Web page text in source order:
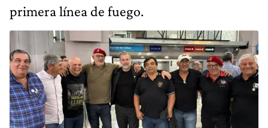
primera línea de fuego.